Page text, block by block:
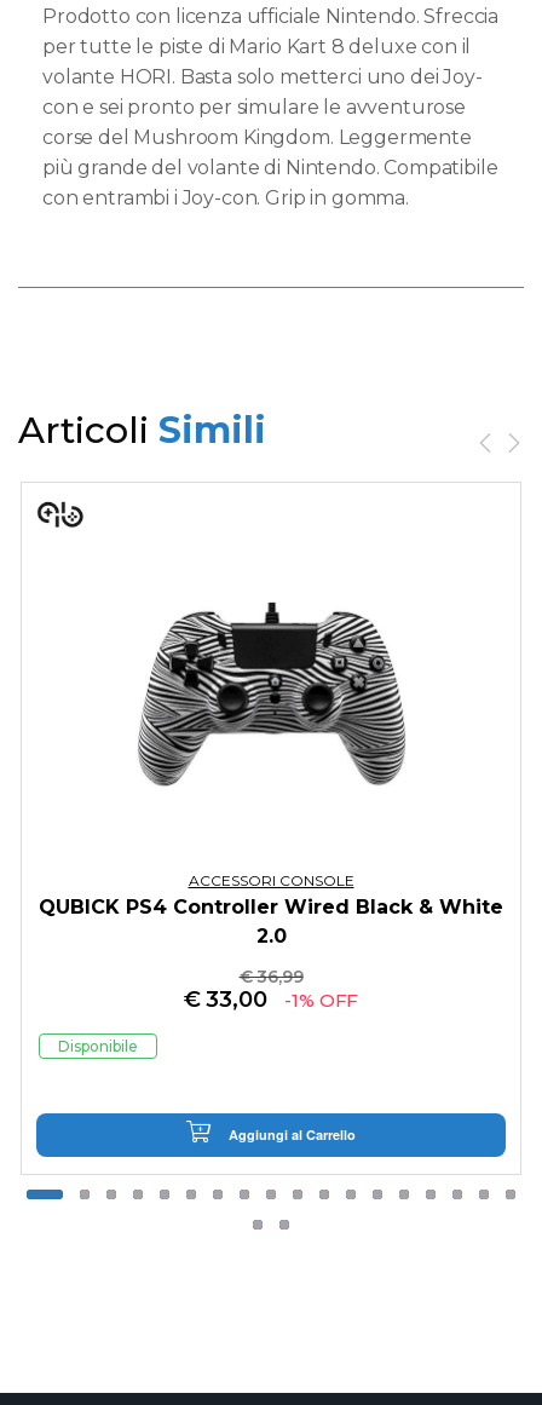
Prodotto con licenza ufficiale Nintendo. Sfreccia
per tutte le piste di Mario Kart 8 deluxe con il
volante HORI. Basta solo metterci uno dei Joy-
con e sei pronto per simulare le avventurose
corse del Mushroom Kingdom. Leggermente
più grande del volante di Nintendo. Compatibile
con entrambi i Joy-con. Grip in gomma.
Articoli Simili
ACCESSORI CONSOLE
QUBICK PS4 Controller Wired Black & White
2.0
€ 36,99
€33,00 -1% OFF
Disponibile
Aggiungi al Carrello